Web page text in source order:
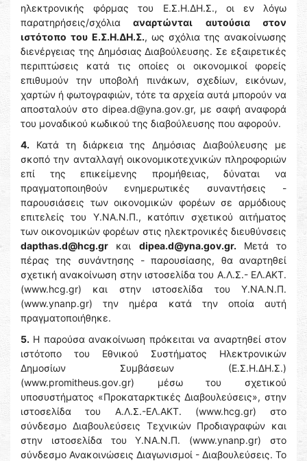
ηλεκτρονικής φόρμας του Ε.Σ.Η.ΔΗ.Σ., οι εν λόγω
παρατηρήσεις/σχόλιααναρτώνται αυτούσια
στον
ιστότοπο του Ε.Σ.Η.ΔΗ.Σ., ως σχόλια της ανακοίνωσης
διενέργειας της Δημόσιας Διαβούλευσης. Σε εξαιρετικές
περιπτώσεις κατά τις οποίες οι οικονομικοί φορείς
επιθυμούν την υποβολή πινάκων, σχεδίων, εικόνων,
χαρτών ή φωτογραφιών, τότε τα αρχεία αυτά μπορούν να
αποσταλούν στο dipea.d@yna.gov.gr, με σαφή αναφορά
του μοναδικού κωδικού της διαβούλευσης που αφορούν.
4. Κατά τη διάρκεια της Δημόσιας Διαβούλευσης με
σκοπό την ανταλλαγή οικονομικοτεχνικών πληροφοριών
επί της επικείμενης προμήθειας, δύναται να
πραγματοποιηθούν ενημερωτικές συναντήσεις -
παρουσιάσεις των οικονομικών φορέων σε αρμόδιους
επιτελείς του Υ.ΝΑ.Ν.Π., κατόπιν σχετικού αιτήματος
των οικονομικών φορέων στις ηλεκτρονικές διευθύνσεις
dapthas.d@hcg.gr και dipea.d@yna.gov.gr. Μετά το
πέρας της συνάντησης - παρουσίασης, θα αναρτηθεί
σχετική ανακοίνωση στην ιστοσελίδα του Α.Λ.Σ.- ΕΛ.ΑΚΤ.
(www.hcg.gr) και στην ιστοσελίδα του Y.NA.N.Π.
(www.ynanp.gr) την ημέρα κατά την οποία αυτή
πραγματοποιήθηκε.
5. Η παρούσα ανακοίνωση πρόκειται να αναρτηθεί στον
ιστότοπο του Εθνικού Συστήματος Ηλεκτρονικών
Δημοσίων Συμβάσεων (Ε.Σ.Η.ΔΗ.Σ.)
(www.promitheus.gov.gr) μέσω του σχετικού
υποσυστήματος «Προκαταρκτικές Διαβουλεύσεις», στην
ιστοσελίδα του Α.Λ.Σ.-ΕΛ.ΑΚΤ. (www.hcg.gr) στο
σύνδεσμο Διαβουλεύσεις Τεχνικών Προδιαγραφών και
στην ιστοσελίδα του Y.NA.N.Π. (www.ynanp.gr) στο
σύνδεσμο Ανακοινώσεις Διαγωνισμοί - Διαβουλεύσεις. Το